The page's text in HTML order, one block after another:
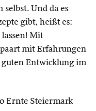
Und da es
gibt, heißt es:
lassen! Mit
mit Erfahrungen
Entwicklung im
Ernte Steiermark